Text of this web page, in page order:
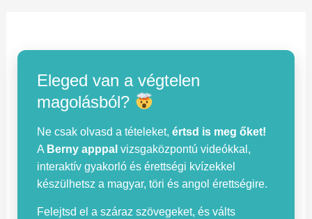
Eleged van a végtelen
magolásból?
Ne csak olvasd a tételeket,értsd is meg őket!
A Berny apppal vizsgaközpontú videókkal,
interaktív gyakorló és érettségi kvízekkel
készülhetsz a magyar, töri és angol érettségire.
Felejtsd el a száraz szövegeket, és válts